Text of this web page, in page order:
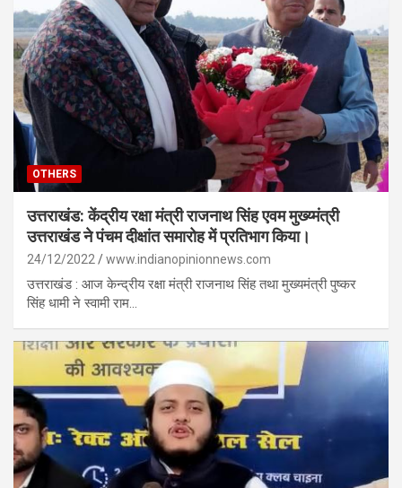
OTHERS
उत्तराखंड: केंद्रीय रक्षा मंत्री राजनाथ सिंह एवम मुख्य्मंत्री
उत्तराखंड ने पंचम दीक्षांत समारोह में प्रतिभाग किया।
24/12/2022 www.indianopinionnews.com
उत्तराखंड : आज केन्द्रीय रक्षा मंत्री राजनाथ सिंह तथा मुख्यमंत्री पुष्कर
सिंह धामी ने स्वामी राम…